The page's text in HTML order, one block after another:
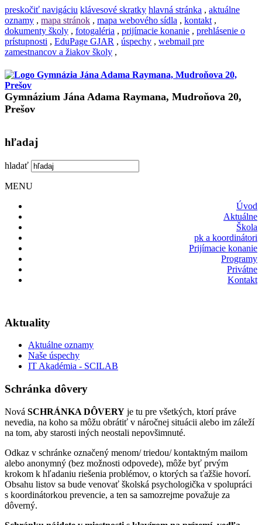
preskočiť navigáciu klávesové skratky hlavná stránka , aktuálne
oznamy , mapa stránok , mapa webového sídla , kontakt ,
dokumenty školy , fotogaléria , prijímacie konanie , prehlásenie o
prístupnosti , EduPage GJAR , úspechy , webmail pre
zamestnancov a žiakov školy ,
Gymnázium Jána Adama Raymana, Mudroňova 20,
Prešov
hľadaj
hladať
MENU
Úvod
Aktuálne
Škola
pk a koordinátori
Prijímacie konanie
Programy
Privátne
Kontakt
Aktuality
Aktuálne oznamy
Naše úspechy
IT Akadémia - SCILAB
Schránka dôvery
Nová SCHRÁNKA DÔVERY je tu pre všetkých, ktorí práve
nevedia, na koho sa môžu obrátiť v náročnej situácii alebo im záleží
na tom, aby starosti iných neostali nepovšimnuté.
Odkaz v schránke označený menom/ triedou/ kontaktným mailom
alebo anonymný (bez možnosti odpovede), môže byť prvým
krokom k hľadaniu riešenia problémov, o ktorých sa ťažšie hovorí.
Obsahu listov sa bude venovať školská psychologička v spolupráci
s koordinátorkou prevencie, a ten sa samozrejme považuje za
dôverný.